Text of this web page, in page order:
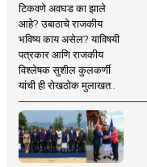
टिकवणे अवघड का झाले
आहे? उबाठाचे राजकीय
भविष्य काय असेल? याविषयी
पत्रकार आणि राजकीय
विश्लेषक सुशील कुलकर्णी
यांची ही रोखठोक मुलाखत..